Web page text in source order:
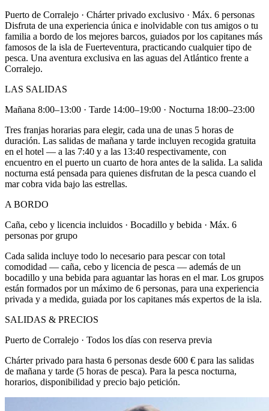
Puerto de Corralejo · Chárter privado exclusivo · Máx. 6 personas
Disfruta de una experiencia única e inolvidable con tus amigos o tu
familia a bordo de los mejores barcos, guiados por los capitanes más
famosos de la isla de Fuerteventura, practicando cualquier tipo de
pesca. Una aventura exclusiva en las aguas del Atlántico frente a
Corralejo.
LAS SALIDAS
Mañana 8:00–13:00 · Tarde 14:00–19:00 · Nocturna 18:00–23:00
Tres franjas horarias para elegir, cada una de unas 5 horas de
duración. Las salidas de mañana y tarde incluyen recogida gratuita
en el hotel — a las 7:40 y a las 13:40 respectivamente, con
encuentro en el puerto un cuarto de hora antes de la salida. La salida
nocturna está pensada para quienes disfrutan de la pesca cuando el
mar cobra vida bajo las estrellas.
A BORDO
Caña, cebo y licencia incluidos · Bocadillo y bebida · Máx. 6
personas por grupo
Cada salida incluye todo lo necesario para pescar con total
comodidad — caña, cebo y licencia de pesca — además de un
bocadillo y una bebida para aguantar las horas en el mar. Los grupos
están formados por un máximo de 6 personas, para una experiencia
privada y a medida, guiada por los capitanes más expertos de la isla.
SALIDAS & PRECIOS
Puerto de Corralejo · Todos los días con reserva previa
Chárter privado para hasta 6 personas desde 600 € para las salidas
de mañana y tarde (5 horas de pesca). Para la pesca nocturna,
horarios, disponibilidad y precio bajo petición.